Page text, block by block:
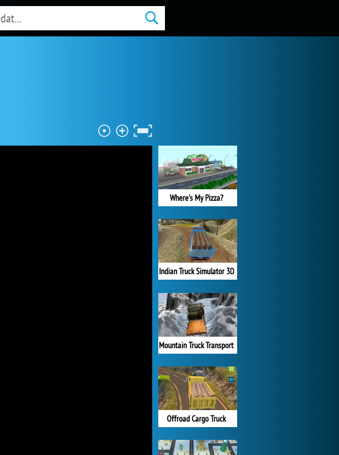
Where's My Pizza?
Indian Truck Simulator 3D
Mountain Truck Transport
Offroad Cargo Truck